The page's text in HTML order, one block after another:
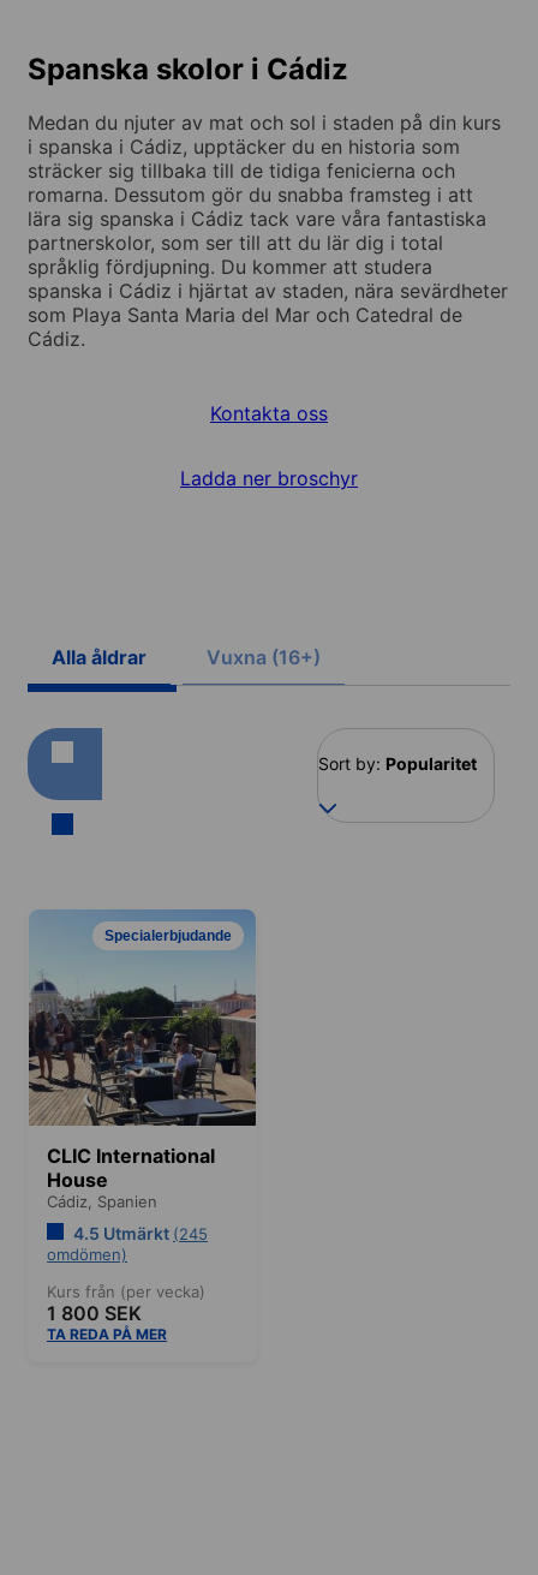
Spanska skolor i Cádiz
Medan du njuter av mat och sol i staden på din kurs
i spanska i Cádiz, upptäcker du en historia som
sträcker sig tillbaka till de tidiga fenicierna och
romarna. Dessutom gör du snabba framsteg i att
lära sig spanska i Cádiz tack vare våra fantastiska
partnerskolor, som ser till att du lär dig i total
språklig fördjupning. Du kommer att studera
spanska i Cádiz i hjärtat av staden, nära sevärdheter
som Playa Santa Maria del Mar och Catedral de
Cádiz.
Kontakta oss
Ladda ner broschyr
Alla åldrar Vuxna (16+)
Sort by: Popularitet
Specialerbjudande
CLIC International
House
Cádiz, Spanien
4.5 Utmärkt (245
omdömen)
Kurs från (per vecka)
1 800 SEK
TA REDA PÅ MER